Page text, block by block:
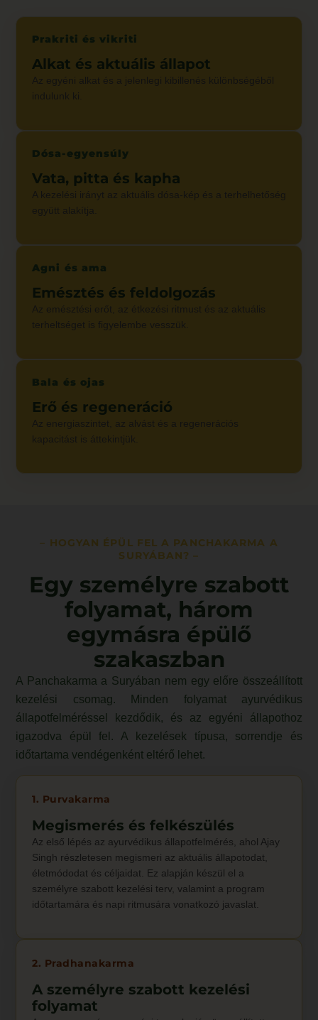
Prakriti és vikriti
Alkat és aktuális állapot
Az egyéni alkat és a jelenlegi kibillenés különbségéből
indulunk ki.
Dósa-egyensúly
Vata, pitta és kapha
A kezelési irányt az aktuális dósa-kép és a terhelhetőség
együtt alakítja.
Agni és ama
Emésztés és feldolgozás
Az emésztési erőt, az étkezési ritmust és az aktuális
terheltséget is figyelembe vesszük.
Bala és ojas
Erő és regeneráció
Az energiaszintet, az alvást és a regenerációs
kapacitást is áttekintjük.
– HOGYAN ÉPÜL FEL A PANCHAKARMA A
SURYÁBAN? –
Egy személyre szabott
folyamat, három
egymásra épülő
szakaszban
A Panchakarma a Suryában nem egy előre összeállított
kezelési csomag. Minden folyamat ayurvédikus
állapotfelméréssel kezdődik, és az egyéni állapothoz
igazodva épül fel. A kezelések típusa, sorrendje és
időtartama vendégenként eltérő lehet.
1. Purvakarma
Megismerés és felkészülés
Az első lépés az ayurvédikus állapotfelmérés, ahol Ajay
Singh részletesen megismeri az aktuális állapotodat,
életmódodat és céljaidat. Ez alapján készül el a
személyre szabott kezelési terv, valamint a program
időtartamára és napi ritmusára vonatkozó javaslat.
2. Pradhanakarma
A személyre szabott kezelési
folyamat